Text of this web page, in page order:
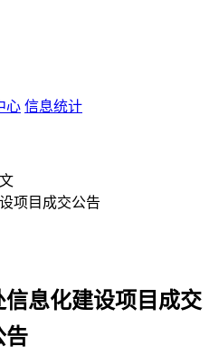
心 信息统计
项目成交公告
息化建设项目 成交
告